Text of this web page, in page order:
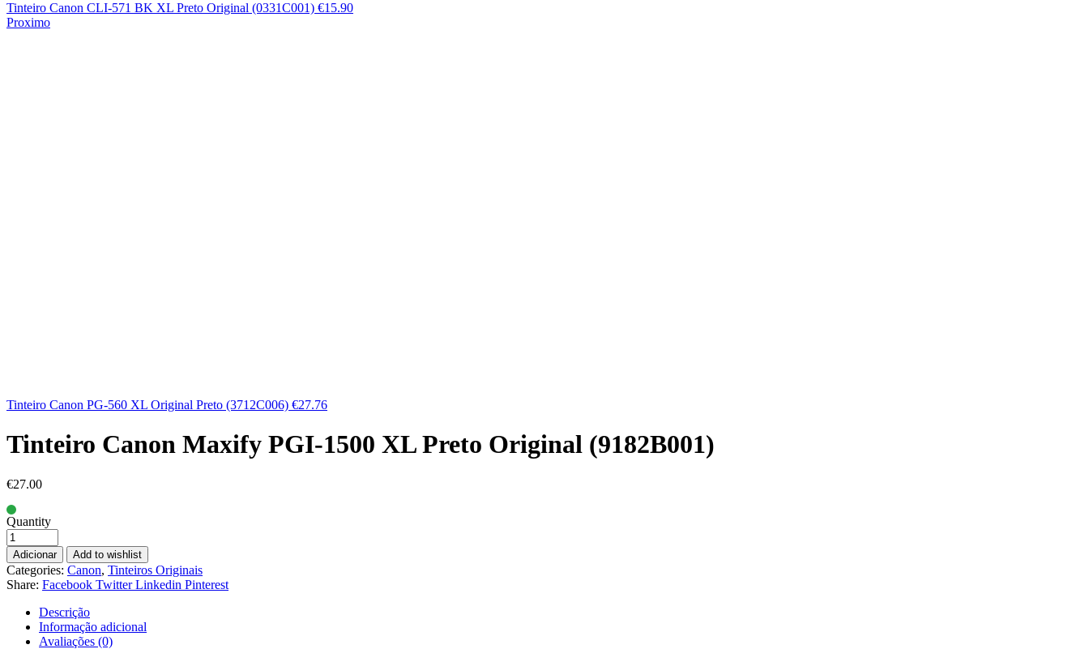
Tinteiro Canon CLI-571 BK XL Preto Original (0331C001) €15.90
Proximo
Tinteiro Canon PG-560 XL Original Preto (3712C006) €27.76
Tinteiro Canon Maxify PGI-1500 XL Preto Original (9182B001)
€27.00
Quantity
Adicionar Add to wishlist
Categories: Canon, Tinteiros Originais
Share: Facebook Twitter Linkedin Pinterest
Descrição
Informação adicional
Avaliações (0)